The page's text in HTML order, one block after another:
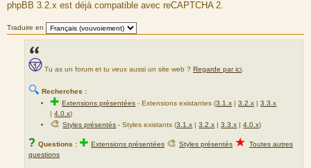
e
u
m
e
s
phpBB 3.2.x est déjà compatible avec reCAPTCHA 2.
Traduire en
Tu as un forum et tu veux aussi un site web ? Regarde par ici.
🔍 Recherches :
✚Extensions présentées - Extensions existantes (3.1.x |3.2.x |3.3.x
|4.0.x)
🎨Styles présentés - Styles existants (3.1.x |3.2.x |3.3.x |4.0.x)
? Questions : ✚ Extensions présentées 🎨 Styles présentés ★ Toutes autres
questions